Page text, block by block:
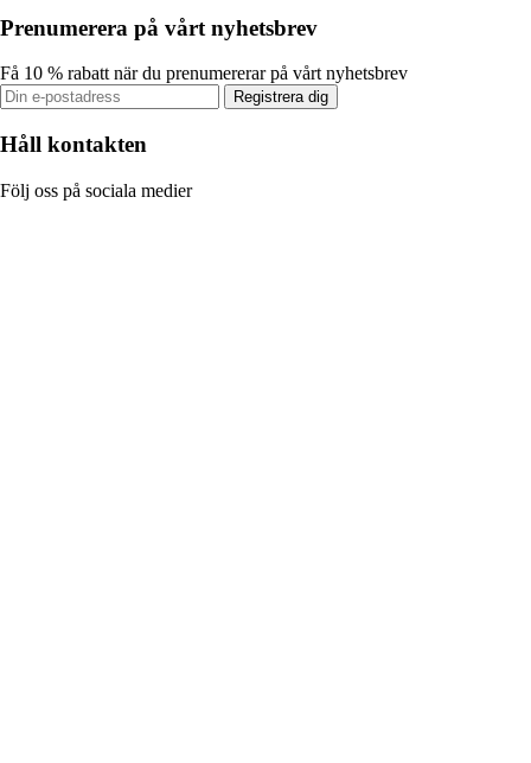
Prenumerera på vårt nyhetsbrev
Få 10 % rabatt när du prenumererar på vårt nyhetsbrev
Registrera dig
Håll kontakten
Följ oss på sociala medier